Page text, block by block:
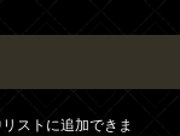
ストに追加できま